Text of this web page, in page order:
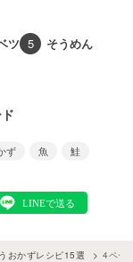
ツ 5 そうめん
ず 魚 鮭
おかずレシピ15選 4ペー